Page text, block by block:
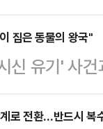
가운데 경
불어민주당
냥한 발언으
다.9일 정
배한 뒤 재
집은 동물의 왕국"
신 유기' 사
다"고 강조
과 교수는
로 전환…반드시 복